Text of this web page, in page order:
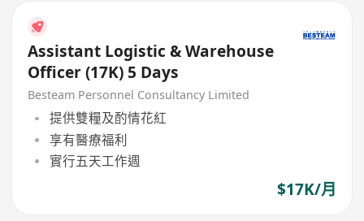
Assistant Logistic & Warehouse
Officer (17K) 5 Days
Besteam Personnel Consultancy Limited
提供雙糧及酌情花紅
享有醫療福利
實行五天工作週
$17K/月